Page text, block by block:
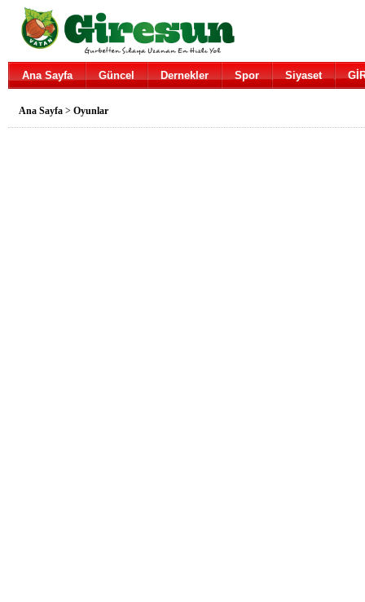
Ana Sayfa Güncel Dernekler Spor Siyaset
Ana Sayfa > Oyunlar